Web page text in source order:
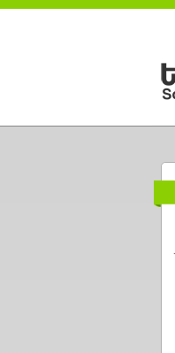
Direkt zum Inhalt